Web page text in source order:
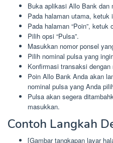
Buka aplikasi Allo Bank dan
Pada halaman utama, ketuk
Pada halaman “Poin”, ketuk
Pilih opsi “Pulsa”.
Masukkan nomor ponsel
Pilih nominal pulsa yang
Konfirmasi transaksi
Poin Allo Bank Anda akan
nominal pulsa yang Anda
Pulsa akan segera
masukkan.
Contoh Langkah
[Gambar tangkapan layar